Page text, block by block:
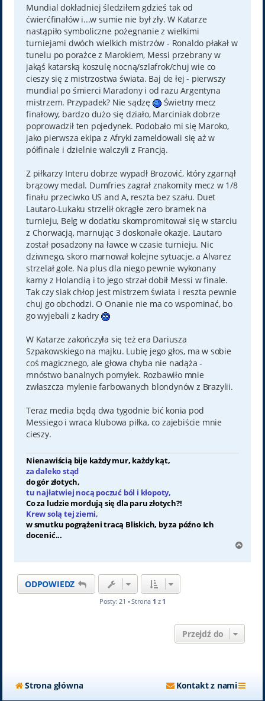
t
Mundial dokładniej śledziłem gdzieś tak od
ćwierćfinałów i...w sumie nie był zły. W Katarze
nastąpiło symboliczne pożegnanie z wielkimi
turniejami dwóch wielkich mistrzów - Ronaldo płakał w
tunelu po porażce z Marokiem, Messi przebrany w
jakąś katarską koszulę nocną/szlafrok/chuj wie co
cieszy się z mistrzostwa świata. Baj de łej - pierwszy
mundial po śmierci Maradony i od razu Argentyna
mistrzem. Przypadek? Nie sądzę
Świetny mecz
finałowy, bardzo dużo się działo, Marciniak dobrze
poprowadził ten pojedynek. Podobało mi się Maroko,
jako pierwsza ekipa z Afryki zameldowali się aż w
półfinale i dzielnie walczyli z Francją.
Z piłkarzy Interu dobrze wypadł Brozović, który zgarnął
brązowy medal. Dumfries zagrał znakomity mecz w 1/8
finału przeciwko US and A, reszta bez szału. Duet
Lautaro-Lukaku strzelił okrągłe zero bramek na
turnieju, Belg w dodatku skompromitował się w starciu
z Chorwacją, marnując 3 doskonałe okazje. Lautaro
został posadzony na ławce w czasie turnieju. Nic
dziwnego, skoro marnował kolejne sytuacje, a Alvarez
strzelał gole. Na plus dla niego pewnie wykonany
karny z Holandią i to jego strzał dobił Messi w finale.
Tak czy siak chłop jest mistrzem świata i reszta pewnie
chuj go obchodzi. O Onanie nie ma co wspominać, bo
go wyjebali z kadry
W Katarze zakończyła się też era Dariusza
Szpakowskiego na majku. Lubię jego głos, ma w sobie
coś magicznego, ale głowa chyba nie nadąża -
mnóstwo banalnych pomyłek. Rozbawiło mnie
zwłaszcza mylenie farbowanych blondynów z Brazylii.
Teraz media będą dwa tygodnie bić konia pod
Messiego i wraca klubowa piłka, co zajebiście mnie
cieszy.
Nienawiścią bije każdy mur, każdy kąt,
za daleko stąd
do gór złotych,
tu najłatwiej nocą poczuć ból i kłopoty,
Co za ludzie mordują się dla paru złotych?!
Krew solą tej ziemi,
w smutku pogrążeni tracą Bliskich, by za późno Ich
docenić...
g
ODPOWIEDZ
Posty: 21 • Strona 1 z 1
Przejdź do
Strona główna Kontakt z nami